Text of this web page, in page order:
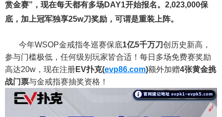
赏金赛”，现在每天都有多场DAY1开始报名。2,023,000保
底，加上冠军独享25w刀奖励，可谓是重装上阵。
今年WSOP金戒指冬巡赛保底1亿5千万刀创历史新高，
参与门槛极低，任何级别玩家皆合适！每日多场免费赛奖励
高达20w，现在注册EV扑克(evp86.com)额外加赠4张黄金挑
战门票与金戒指赛抽奖资格！